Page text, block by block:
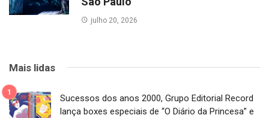
julho 20, 2026
Mais lidas
Sucessos dos anos 2000, Grupo Editorial Record
lança boxes especiais de “O Diário da Princesa” e